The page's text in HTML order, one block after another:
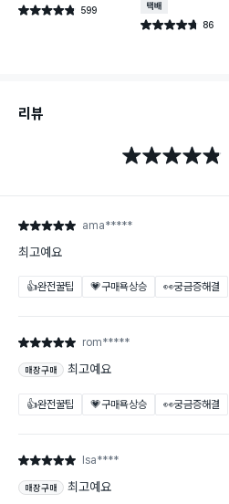
별점 4.8점 599
건 작성
택배배송
별점 4.7점 86
건 작성
리뷰
별점 4.8점
별점 5점 ama*****
최고예요
👍완전꿀팁 💗구매욕상승 👀궁금증해결
별점 5점 rom*****
매장구매 최고예요
👍완전꿀팁 💗구매욕상승 👀궁금증해결
별점 5점 lsa****
매장구매 최고예요